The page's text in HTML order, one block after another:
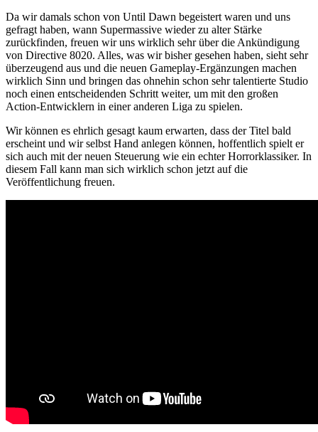
Da wir damals schon von Until Dawn begeistert waren und uns
gefragt haben, wann Supermassive wieder zu alter Stärke
zurückfinden, freuen wir uns wirklich sehr über die Ankündigung
von Directive 8020. Alles, was wir bisher gesehen haben, sieht sehr
überzeugend aus und die neuen Gameplay-Ergänzungen machen
wirklich Sinn und bringen das ohnehin schon sehr talentierte Studio
noch einen entscheidenden Schritt weiter, um mit den großen
Action-Entwicklern in einer anderen Liga zu spielen.
Wir können es ehrlich gesagt kaum erwarten, dass der Titel bald
erscheint und wir selbst Hand anlegen können, hoffentlich spielt er
sich auch mit der neuen Steuerung wie ein echter Horrorklassiker. In
diesem Fall kann man sich wirklich schon jetzt auf die
Veröffentlichung freuen.